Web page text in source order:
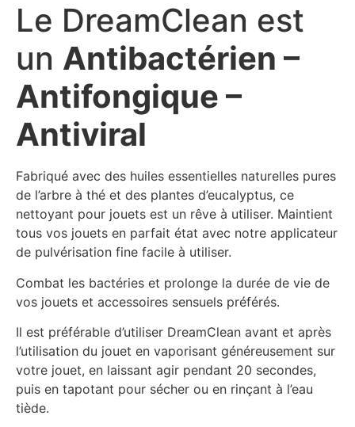
Le DreamClean est
un Antibactérien –
Antifongique –
Antiviral
Fabriqué avec des huiles essentielles naturelles pures
de l’arbre à thé et des plantes d’eucalyptus, ce
nettoyant pour jouets est un rêve à utiliser. Maintient
tous vos jouets en parfait état avec notre applicateur
de pulvérisation fine facile à utiliser.
Combat les bactéries et prolonge la durée de vie de
vos jouets et accessoires sensuels préférés.
Il est préférable d’utiliser DreamClean avant et après
l’utilisation du jouet en vaporisant généreusement sur
votre jouet, en laissant agir pendant 20 secondes,
puis en tapotant pour sécher ou en rinçant à l’eau
tiède.